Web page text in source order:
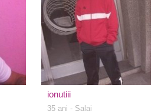
ionutiii
35 ani - Salaj